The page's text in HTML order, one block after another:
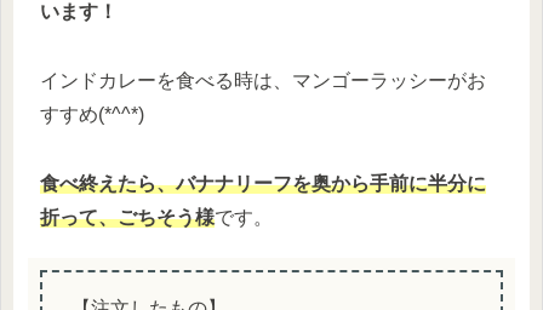
います！
インドカレーを食べる時は、マンゴーラッシーがお
すすめ(*^^*)
食べ終えたら、バナナリーフを奥から手前に半分に
折って、ごちそう様です。